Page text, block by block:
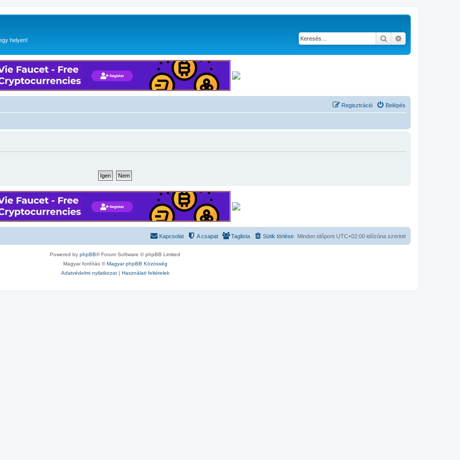
helyen! Keresés
Belépés
Regisztráció
Minden időpont UTC+02:00 időzóna szerinti
Sütik törlése
Taglista
A csapat
Kapcsolat
Powered by phpBB® Forum Software © phpBB Limited
Magyar fordítás ©Magyar phpBB Közösség
Adatvédelmi nyilatkozat| Használati feltételek